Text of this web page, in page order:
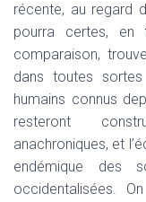
récente, au regard
pourra certes,
comparaison,
dans toutes
humains connus
resteront
anachroniques, et
endémique des
occidentalisées.